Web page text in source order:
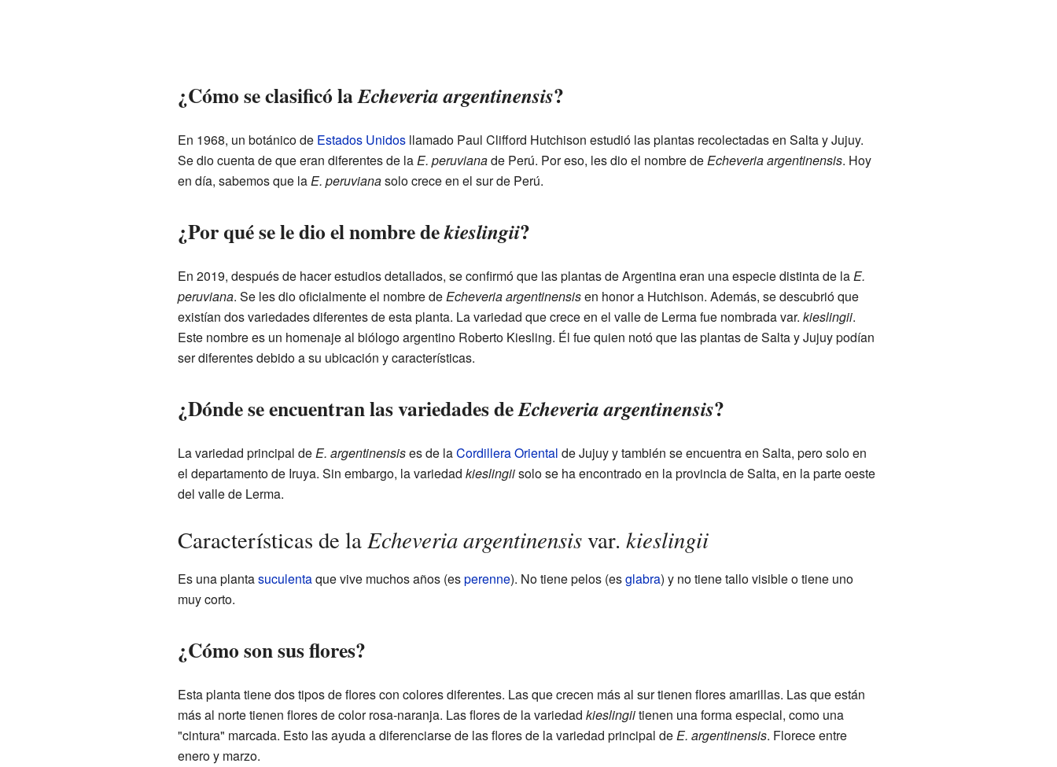
¿Cómo se clasificó laEcheveria argentinensis?
En 1968, un botánico de Estados Unidosllamado Paul Clifford Hutchison estudió las plantas recolectadas en Salta y Jujuy.
Se dio cuenta de que eran diferentes de laE. peruvianade Perú. Por eso, les dio el nombre deEcheveria argentinensis. Hoy
en día, sabemos que laE. peruvianasolo crece en el sur de Perú.
¿Por qué se le dio el nombre dekieslingii?
En 2019, después de hacer estudios detallados, se confirmó que las plantas de Argentina eran una especie distinta de laE.
peruviana. Se les dio oficialmente el nombre deEcheveria argentinensisen honor a Hutchison. Además, se descubrió que
existían dos variedades diferentes de esta planta. La variedad que crece en el valle de Lerma fue nombrada var. kieslingii.
Este nombre es un homenaje al biólogo argentino Roberto Kiesling. Él fue quien notó que las plantas de Salta y Jujuy podían
ser diferentes debido a su ubicación y características.
¿Dónde se encuentran las variedades deEcheveria argentinensis?
La variedad principal deE. argentinensises de laCordillera Oriental de Jujuy y también se encuentra en Salta, pero solo en
el departamento de Iruya. Sin embargo, la variedad kieslingiisolo se ha encontrado en la provincia de Salta, en la parte oeste
del valle de Lerma.
Características de laEcheveria argentinensisvar. kieslingii
Es una plantasuculentaque vive muchos años (esperenne). No tiene pelos (esglabra) y no tiene tallo visible o tiene uno
muy corto.
¿Cómo son sus flores?
Esta planta tiene dos tipos de flores con colores diferentes. Las que crecen más al sur tienen flores amarillas. Las que están
más al norte tienen flores de color rosa-naranja. Las flores de la variedad kieslingiitienen una forma especial, como una
"cintura" marcada. Esto las ayuda a diferenciarse de las flores de la variedad principal deE. argentinensis. Florece entre
enero y marzo.